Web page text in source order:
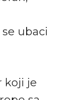
ubaci
koji je